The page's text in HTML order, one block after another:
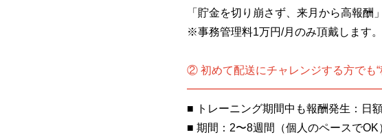
「貯金を切り崩さず、来月から高報酬
※事務管理料1万円/月のみ頂戴します。
② 初めて配送にチャレンジする方でも“
■ トレーニング期間中も報酬発生：日
■ 期間：2〜8週間（個人のペースでOK